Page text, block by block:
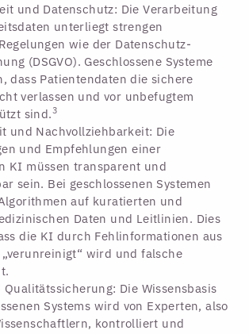
und Datenschutz: Die Verarbeitung
unterliegt strengen
wie der Datenschutz-
(DSGVO). Geschlossene Systeme
dass Patientendaten die sichere
verlassen und vor unbefugtem
sind.3
und Nachvollziehbarkeit: Die
und Empfehlungen einer
KI müssen transparent und
sein. Bei geschlossenen Systemen
auf kuratierten und
Daten und Leitlinien. Dies
die KI durch Fehlinformationen aus
wird und falsche
Die Wissensbasis
Systems wird von Experten, also
kontrolliert und